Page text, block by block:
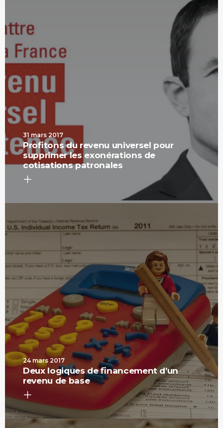
31 mars 2017
Profitons du revenu universel pour
supprimer les exonérations de
cotisations patronales
24 mars 2017
Deux logiques de financement d’un
revenu de base